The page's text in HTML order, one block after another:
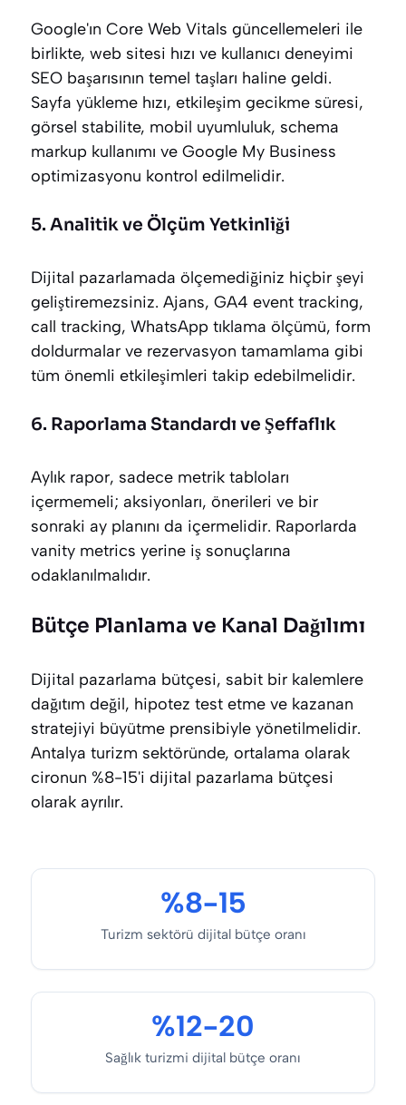
Google'ın Core Web Vitals güncellemeleri ile
birlikte, web sitesi hızı ve kullanıcı deneyimi
SEO başarısının temel taşları haline geldi.
Sayfa yükleme hızı, etkileşim gecikme süresi,
görsel stabilite, mobil uyumluluk, schema
markup kullanımı ve Google My Business
optimizasyonu kontrol edilmelidir.
5. Analitik ve Ölçüm Yetkinliği
Dijital pazarlamada ölçemediğiniz hiçbir şeyi
geliştiremezsiniz. Ajans, GA4 event tracking,
call tracking, WhatsApp tıklama ölçümü, form
doldurmalar ve rezervasyon tamamlama gibi
tüm önemli etkileşimleri takip edebilmelidir.
6. Raporlama Standardı ve Şeffaflık
Aylık rapor, sadece metrik tabloları
içermemeli; aksiyonları, önerileri ve bir
sonraki ay planını da içermelidir. Raporlarda
vanity metrics yerine iş sonuçlarına
odaklanılmalıdır.
Bütçe Planlama ve Kanal Dağılımı
Dijital pazarlama bütçesi, sabit bir kalemlere
dağıtım değil, hipotez test etme ve kazanan
stratejiyi büyütme prensibiyle yönetilmelidir.
Antalya turizm sektöründe, ortalama olarak
cironun %8-15'i dijital pazarlama bütçesi
olarak ayrılır.
%8-15
Turizm sektörü dijital bütçe oranı
%12-20
Sağlık turizmi dijital bütçe oranı